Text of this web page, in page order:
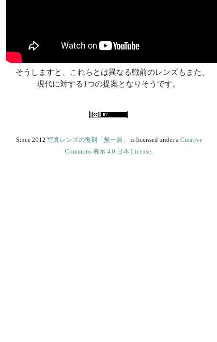
そうしますと、これらとは異なる戦前のレンズもまた、
現代に対する1つの提案となりそうです。
Since 2012 写真レンズの復刻「無一居」 is licensed under a Creative
Commons 表示 4.0 日本 License.